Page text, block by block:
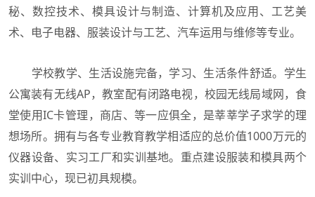
秘、数控技术、模具设计与制造、计算机及应用、工艺美
术、电子电器、服装设计与工艺、汽车运用与维修等专业。
学校教学、生活设施完备，学习、生活条件舒适。学生
公寓装有无线AP，教室配有闭路电视，校园无线局域网，食
堂使用IC卡管理，商店、等一应俱全，是莘莘学子求学的理
想场所。拥有与各专业教育教学相适应的总价值1000万元的
仪器设备、实习工厂和实训基地。重点建设服装和模具两个
实训中心，现已初具规模。